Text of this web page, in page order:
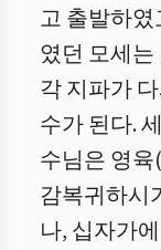
고 출발하
였던 모세
각 지파가
수가 된다.
수님은 영육
감복귀하시
나, 십자가